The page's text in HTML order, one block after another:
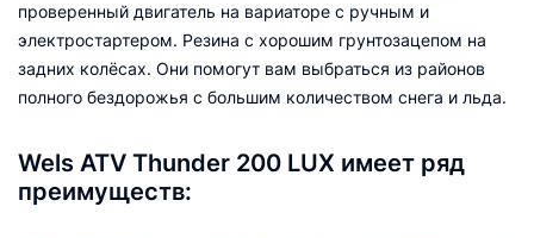
проверенный двигатель на вариаторе с ручным и
электростартером. Резина с хорошим грунтозацепом на
задних колёсах. Они помогут вам выбраться из районов
полного бездорожья с большим количеством снега и льда.
Wels ATV Thunder 200 LUX имеет ряд
преимуществ: